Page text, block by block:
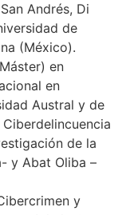
Andrés, Di
de
(México).
en
en
Austral y de
de la
y Abat Oliba –
y